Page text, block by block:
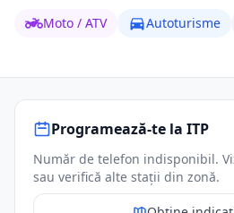
Moto / ATV Autoturisme
Programează-te la ITP
Număr de telefon indisponibil.
sau verifică alte stații din zonă.